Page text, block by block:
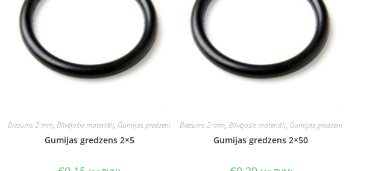
Biezums 2 mm,Blīvējošie materiāli, Gumijas gredzeni
Gumijas gredzens 2×5
Biezums 2 mm, Blīvējošie materiāli, Gumijas gredzeni
Gumijas gredzens 2×50